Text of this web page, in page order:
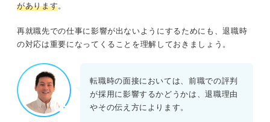
があります。
再就職先での仕事に影響が出ないようにするためにも、退職時
の対応は重要になってくることを理解しておきましょう。
転職時の面接においては、前職での評判
が採用に影響するかどうかは、退職理由
やその伝え方によります。